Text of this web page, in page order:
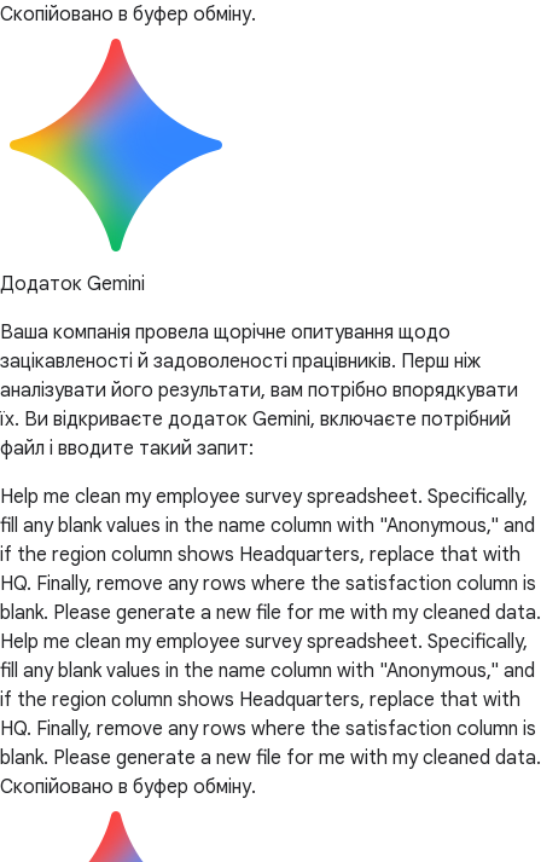
Скопійовано в буфер обміну.
Додаток Gemini
Ваша компанія провела щорічне опитування щодо
зацікавленості й задоволеності працівників. Перш ніж
аналізувати його результати, вам потрібно впорядкувати
їх. Ви відкриваєте додаток Gemini, включаєте потрібний
файл і вводите такий запит:
Help me clean my employee survey spreadsheet. Specifically,
fill any blank values in the name column with "Anonymous," and
if the region column shows Headquarters, replace that with
HQ. Finally, remove any rows where the satisfaction column is
blank. Please generate a new file for me with my cleaned data.
Help me clean my employee survey spreadsheet. Specifically,
fill any blank values in the name column with "Anonymous," and
if the region column shows Headquarters, replace that with
HQ. Finally, remove any rows where the satisfaction column is
blank. Please generate a new file for me with my cleaned data.
Скопійовано в буфер обміну.